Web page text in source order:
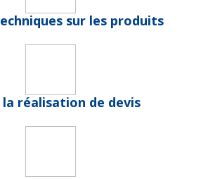
sur les produits
la réalisation de devis